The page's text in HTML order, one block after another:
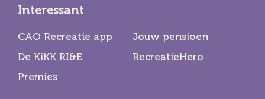
Interessant
CAO Recreatie app
Jouw pensioen
De KiKK RI&E
RecreatieHero
Premies